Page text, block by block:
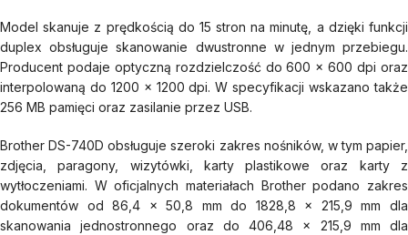
Model skanuje z prędkością do 15 stron na minutę, a dzięki funkcji
duplex obsługuje skanowanie dwustronne w jednym przebiegu.
Producent podaje optyczną rozdzielczość do 600 × 600 dpi oraz
interpolowaną do 1200 × 1200 dpi. W specyfikacji wskazano także
256 MB pamięci oraz zasilanie przez USB.
Brother DS-740D obsługuje szeroki zakres nośników, w tym papier,
zdjęcia, paragony, wizytówki, karty plastikowe oraz karty z
wytłoczeniami. W oficjalnych materiałach Brother podano zakres
dokumentów od 86,4 × 50,8 mm do 1828,8 × 215,9 mm dla
skanowania jednostronnego oraz do 406,48 × 215,9 mm dla